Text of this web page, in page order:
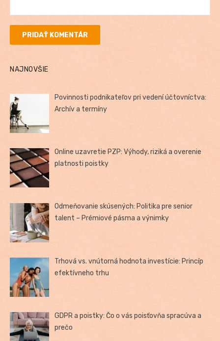
NAJNOVŠIE
Povinnosti podnikateľov pri vedení účtovníctva:
Archív a termíny
Online uzavretie PZP: Výhody, riziká a overenie
platnosti poistky
Odmeňovanie skúsených: Politika pre senior
talent – Prémiové pásma a výnimky
Trhová vs. vnútorná hodnota investície: Princíp
efektívneho trhu
GDPR a poistky: Čo o vás poisťovňa spracúva a
prečo